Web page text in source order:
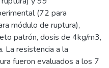
(72 para
módulo de ruptura),
patrón, dosis de 4kg/m3,
La resistencia a la
fueron evaluados a los 7